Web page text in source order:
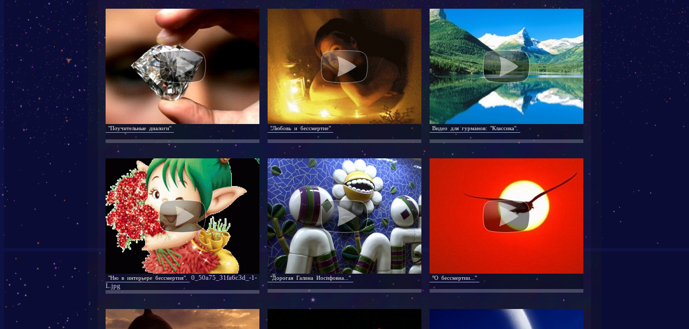
"Поучительные диалоги" "Любовь и бессмертие" Видео для гурманов: "Классика".
"Ню в интерьере бессмертия".
0_50a75_31fa6c3d_-1-
L.jpg
"Дорогая Галина Иосифовна..." "О бессмертии..."